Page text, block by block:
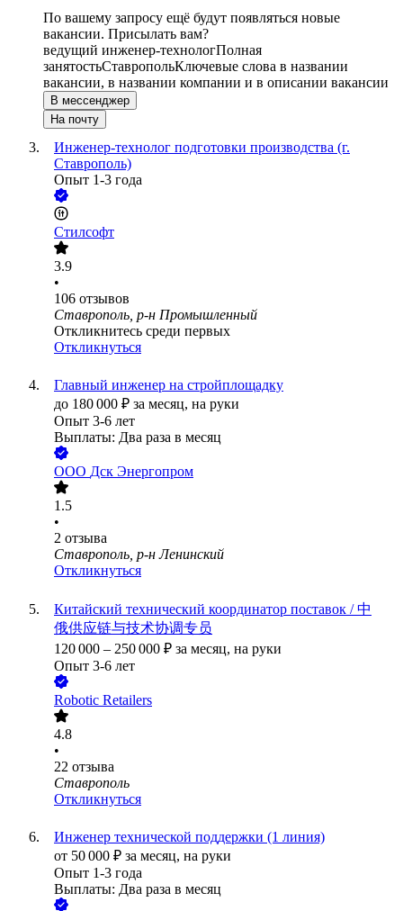
По вашему запросу ещё будут появляться новые
вакансии. Присылать вам?
ведущий инженер-технологПолная
занятостьСтавропольКлючевые слова в названии
вакансии, в названии компании и в описании вакансии
В мессенджер
На почту
Инженер-технолог подготовки производства (г.
Ставрополь)
Опыт 1-3 года
Стилсофт
3.9
•
106 отзывов
Ставрополь, р-н Промышленный
Откликнитесь среди первых
Откликнуться
Главный инженер на стройплощадку
до 180 000 ₽ за месяц, на руки
Опыт 3-6 лет
Выплаты: Два раза в месяц
ООО Дск Энергопром
1.5
•
2 отзыва
Ставрополь, р-н Ленинский
Откликнуться
Китайский технический координатор поставок / 中
俄供应链与技术协调专员
120 000 – 250 000 ₽ за месяц, на руки
Опыт 3-6 лет
Robotic Retailers
4.8
•
22 отзыва
Ставрополь
Откликнуться
Инженер технической поддержки (1 линия)
от 50 000 ₽ за месяц, на руки
Опыт 1-3 года
Выплаты: Два раза в месяц